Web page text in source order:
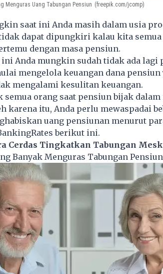
Menguras Uang Tabungan Pensiun (freepik.com/jcomp)
saat ini Anda masih dalam usia
dapat dipungkiri kalau kita semua
dengan masa pensiun.
Anda mungkin sudah tidak ada lagi
mengelola keuangan dana pensiun
mengalami kesulitan keuangan.
semua orang saat pensiun bijak
karena itu, Anda perlu mewaspadai
uang pensiunan menurut
berikut ini.
Cerdas Tingkatkan Tabungan
Banyak Menguras Tabungan